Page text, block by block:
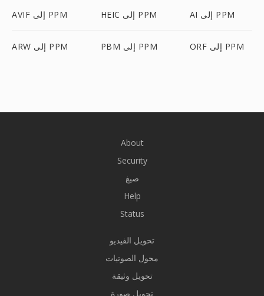
AVIF إلى PPM HEIC إلى PPM AI إلى PPM
ARW إلى PPM PBM إلى PPM ORF إلى PPM
About
Security
صيغ
Help
Status
تحويل الفيديو
محول الصوتيات
تحويل وثيقة
تحويل صورة